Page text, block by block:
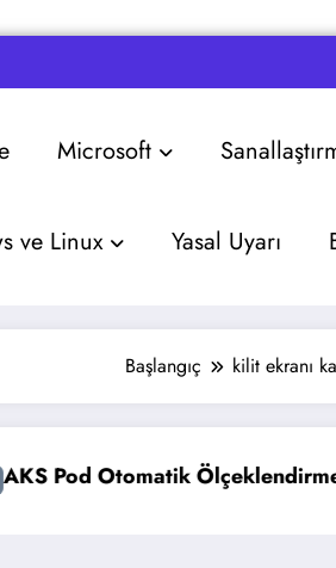
Microsoft
ve Linux Yasal Uyarı
Başlangıç kilit ekranı
Ölçeklendirme Ayarları